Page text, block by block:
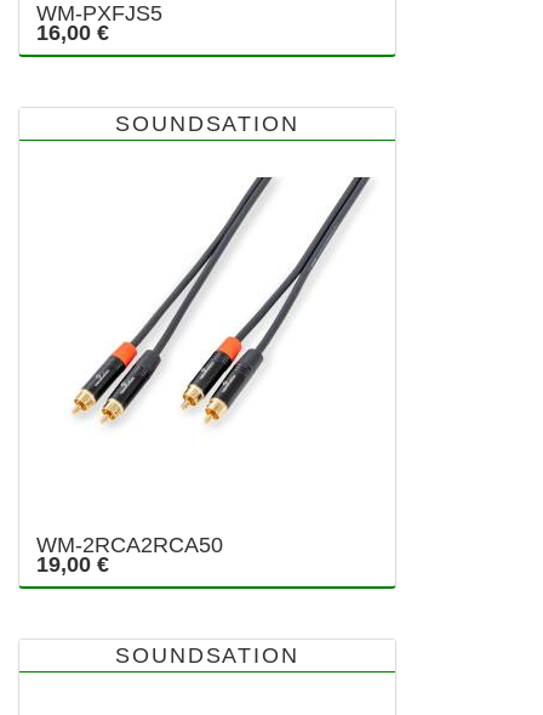
WM-PXFJS5
16,00 €
SOUNDSATION
WM-2RCA2RCA50
19,00 €
SOUNDSATION